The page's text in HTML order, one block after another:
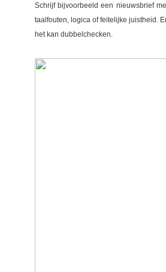
Schrijf bijvoorbeeld een nieuwsbrief
taalfouten, logica of feitelijke juistheid.
het kan dubbelchecken.